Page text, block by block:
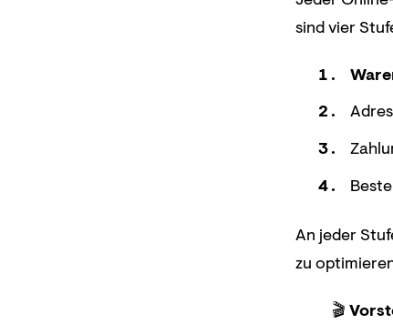
sind vier
An jeder
zu
🎬